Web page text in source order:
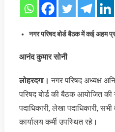
नगर परिषद बोर्ड बैठक में कई अहम
आनंद कुमार सोनी
लोहरदगा। नगर परिषद अध्यक्ष
परिषद बोर्ड की बैठक आयोजित की
पदाधिकारी, लेखा पदाधिकारी,
कार्यालय कर्मी उपस्थित रहे।